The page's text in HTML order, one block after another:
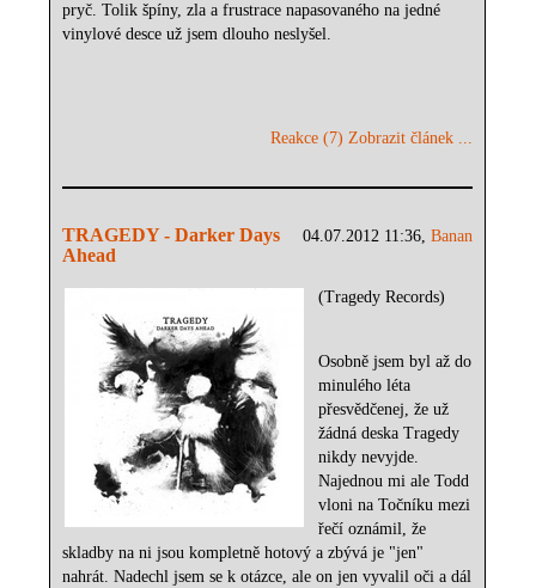
pryč. Tolik špíny, zla a frustrace napasovaného na jedné
vinylové desce už jsem dlouho neslyšel.
Reakce (7) Zobrazit článek ...
04.07.2012 11:36,Banan
TRAGEDY - Darker Days
Ahead
(Tragedy Records)
Osobně jsem byl až do
minulého léta
přesvědčenej, že už
žádná deska Tragedy
nikdy nevyjde.
Najednou mi ale Todd
vloni na Točníku mezi
řečí oznámil, že
skladby na ni jsou kompletně hotový a zbývá je "jen"
nahrát. Nadechl jsem se k otázce, ale on jen vyvalil oči a dál